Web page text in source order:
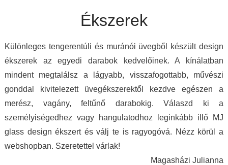
Ékszerek
Különleges tengerentúli és muránói üvegből készült design
ékszerek az egyedi darabok kedvelőinek. A kínálatban
mindent megtalálsz a lágyabb, visszafogottabb, művészi
gonddal kivitelezett üvegékszerektől kezdve egészen a
merész, vagány, feltűnő darabokig. Válaszd ki a
személyiségedhez vagy hangulatodhoz leginkább illő MJ
glass design ékszert és válj te is ragyogóvá. Nézz körül a
webshopban. Szeretettel várlak!
Magasházi Julianna